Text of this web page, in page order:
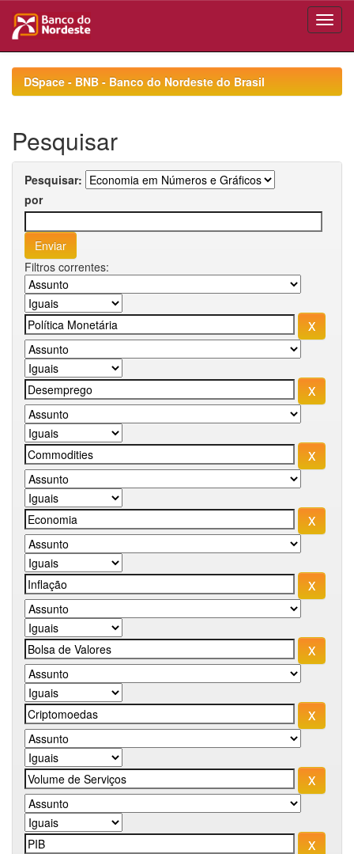
navigationDSpace - BNB - Banco do Nordeste do Brasil
Pesquisar
Pesquisar:
por
Filtros correntes: